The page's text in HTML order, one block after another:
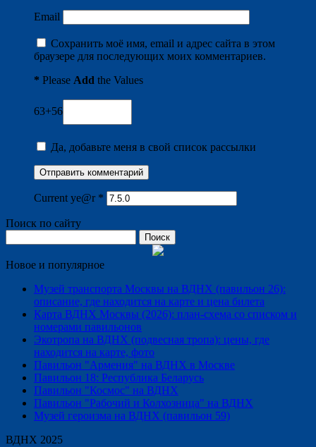
Email
Сохранить моё имя, email и адрес сайта в этом
браузере для последующих моих комментариев.
* Please Add the Values
63+56
Да, добавьте меня в свой список рассылки
Current ye@r *
Поиск по сайту
Новое и популярное
Музей транспорта Москвы на ВДНХ (павильон 26):
описание, где находится на карте и цена билета
Карта ВДНХ Москвы (2026): план-схема со списком и
номерами павильонов
Экотропа на ВДНХ (подвесная тропа): цены, где
находится на карте, фото
Павильон "Армения" на ВДНХ в Москве
Павильон 18: Республика Беларусь
Павильон "Космос" на ВДНХ
Павильон "Рабочий и Колхозница" на ВДНХ
Музей героизма на ВДНХ (павильон 59)
ВДНХ 2025